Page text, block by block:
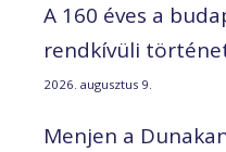
A 160 éves a
rendkívüli
2026. augusztus 9.
Menjen a